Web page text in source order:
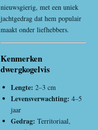
nieuwsgierig, met een uniek
jachtgedrag dat hem populair
maakt onder liefhebbers.
Kenmerken
dwergkogelvis
Lengte: 2–3 cm
Levensverwachting: 4–5
jaar
Gedrag: Territoriaal,